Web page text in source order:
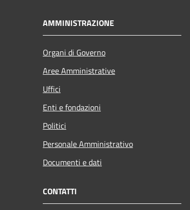
AMMINISTRAZIONE
Organi di Governo
Aree Amministrative
Uffici
Enti e fondazioni
Politici
Personale Amministrativo
Documenti e dati
CONTATTI